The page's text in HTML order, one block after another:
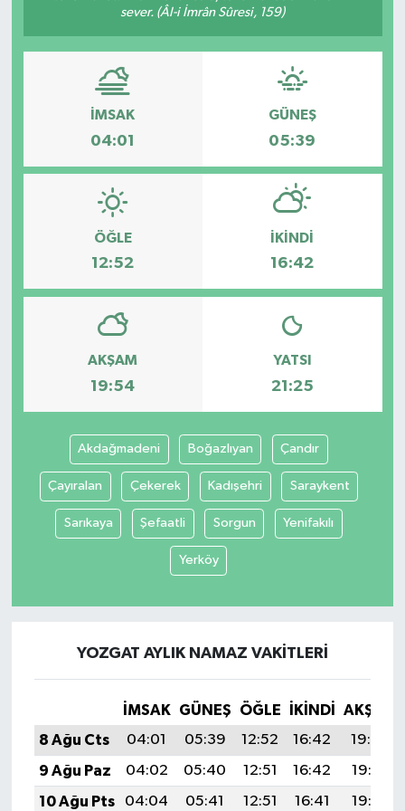
sever. (Âl-i İmrân Sûresi, 159)
İMSAK
04:01
GÜNEŞ
05:39
ÖĞLE
12:52
İKINDI
16:42
AKŞAM
19:54
YATSI
21:25
Akdağmadeni Boğazlıyan Çandır
Çayıralan Çekerek Kadışehri Saraykent
Sarıkaya Şefaatli Sorgun Yenifakılı
Yerköy
YOZGAT AYLIK NAMAZ VAKITLERI
İMSAK GÜNEŞ ÖĞLE İKINDI
AKŞAM
8 Ağu Cts
04:01 05:39 12:52 16:42
19:54
9 Ağu Paz
04:02 05:40 12:51 16:42
19:53
10 Ağu Pts
04:04 05:41 12:51 16:41 19:52
MAGAZİN
OTOMOBİL
SAGLIK
SİYASET